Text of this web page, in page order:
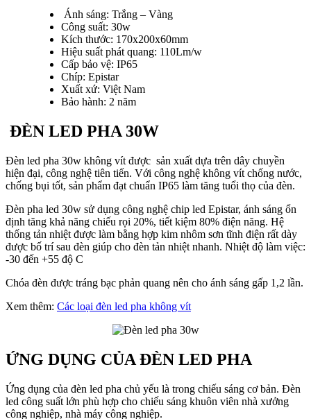
Ánh sáng: Trắng – Vàng
Công suất: 30w
Kích thước: 170x200x60mm
Hiệu suất phát quang: 110Lm/w
Cấp bảo vệ: IP65
Chíp: Epistar
Xuất xứ: Việt Nam
Bảo hành: 2 năm
ĐÈN LED PHA 30W
Đèn led pha 30w không vít được sản xuất dựa trên dây chuyền
hiện đại, công nghệ tiên tiến. Với công nghệ không vít chống nước,
chống bụi tốt, sản phẩm đạt chuẩn IP65 làm tăng tuổi thọ của đèn.
Đèn pha led 30w sử dụng công nghệ chip led Epistar, ánh sáng ổn
định tăng khả năng chiếu rọi 20%, tiết kiệm 80% điện năng. Hệ
thống tản nhiệt được làm bằng hợp kim nhôm sơn tĩnh điện rất dày
được bố trí sau đèn giúp cho đèn tản nhiệt nhanh. Nhiệt độ làm việc:
-30 đến +55 độ C
Chóa đèn được tráng bạc phản quang nên cho ánh sáng gấp 1,2 lần.
Xem thêm: Các loại đèn led pha không vít
ỨNG DỤNG CỦA ĐÈN LED PHA
Ứng dụng của đèn led pha chủ yếu là trong chiếu sáng cơ bản. Đèn
led công suất lớn phù hợp cho chiếu sáng khuôn viên nhà xưởng
công nghiệp, nhà máy công nghiệp.